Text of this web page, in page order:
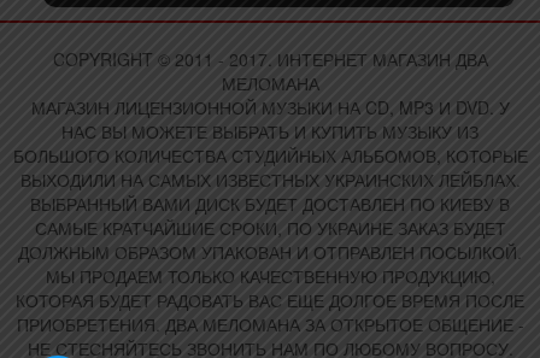
COPYRIGHT © 2011 - 2017. ИНТЕРНЕТ МАГАЗИН ДВА
МЕЛОМАНА
МАГАЗИН ЛИЦЕНЗИОННОЙ МУЗЫКИ НА CD, MP3 И DVD. У
НАС ВЫ МОЖЕТЕ ВЫБРАТЬ И КУПИТЬ МУЗЫКУ ИЗ
БОЛЬШОГО КОЛИЧЕСТВА СТУДИЙНЫХ АЛЬБОМОВ, КОТОРЫЕ
ВЫХОДИЛИ НА САМЫХ ИЗВЕСТНЫХ УКРАИНСКИХ ЛЕЙБЛАХ.
ВЫБРАННЫЙ ВАМИ ДИСК БУДЕТ ДОСТАВЛЕН ПО КИЕВУ В
САМЫЕ КРАТЧАЙШИЕ СРОКИ, ПО УКРАИНЕ ЗАКАЗ БУДЕТ
ДОЛЖНЫМ ОБРАЗОМ УПАКОВАН И ОТПРАВЛЕН ПОСЫЛКОЙ.
МЫ ПРОДАЕМ ТОЛЬКО КАЧЕСТВЕННУЮ ПРОДУКЦИЮ,
КОТОРАЯ БУДЕТ РАДОВАТЬ ВАС ЕЩЕ ДОЛГОЕ ВРЕМЯ ПОСЛЕ
ПРИОБРЕТЕНИЯ. ДВА МЕЛОМАНА ЗА ОТКРЫТОЕ ОБЩЕНИЕ -
НЕ СТЕСНЯЙТЕСЬ ЗВОНИТЬ НАМ ПО ЛЮБОМУ ВОПРОСУ.